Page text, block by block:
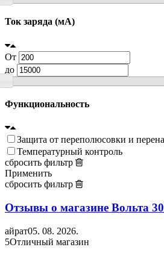
Ток заряда (мА)
От
до
Функциональность
Защита от переполюсовки и
Температурный контроль
сбросить фильтр
Применить
сбросить фильтр
Отзывы о магазине Вольта
айрат05. 08. 2026.
5Отличный магазин